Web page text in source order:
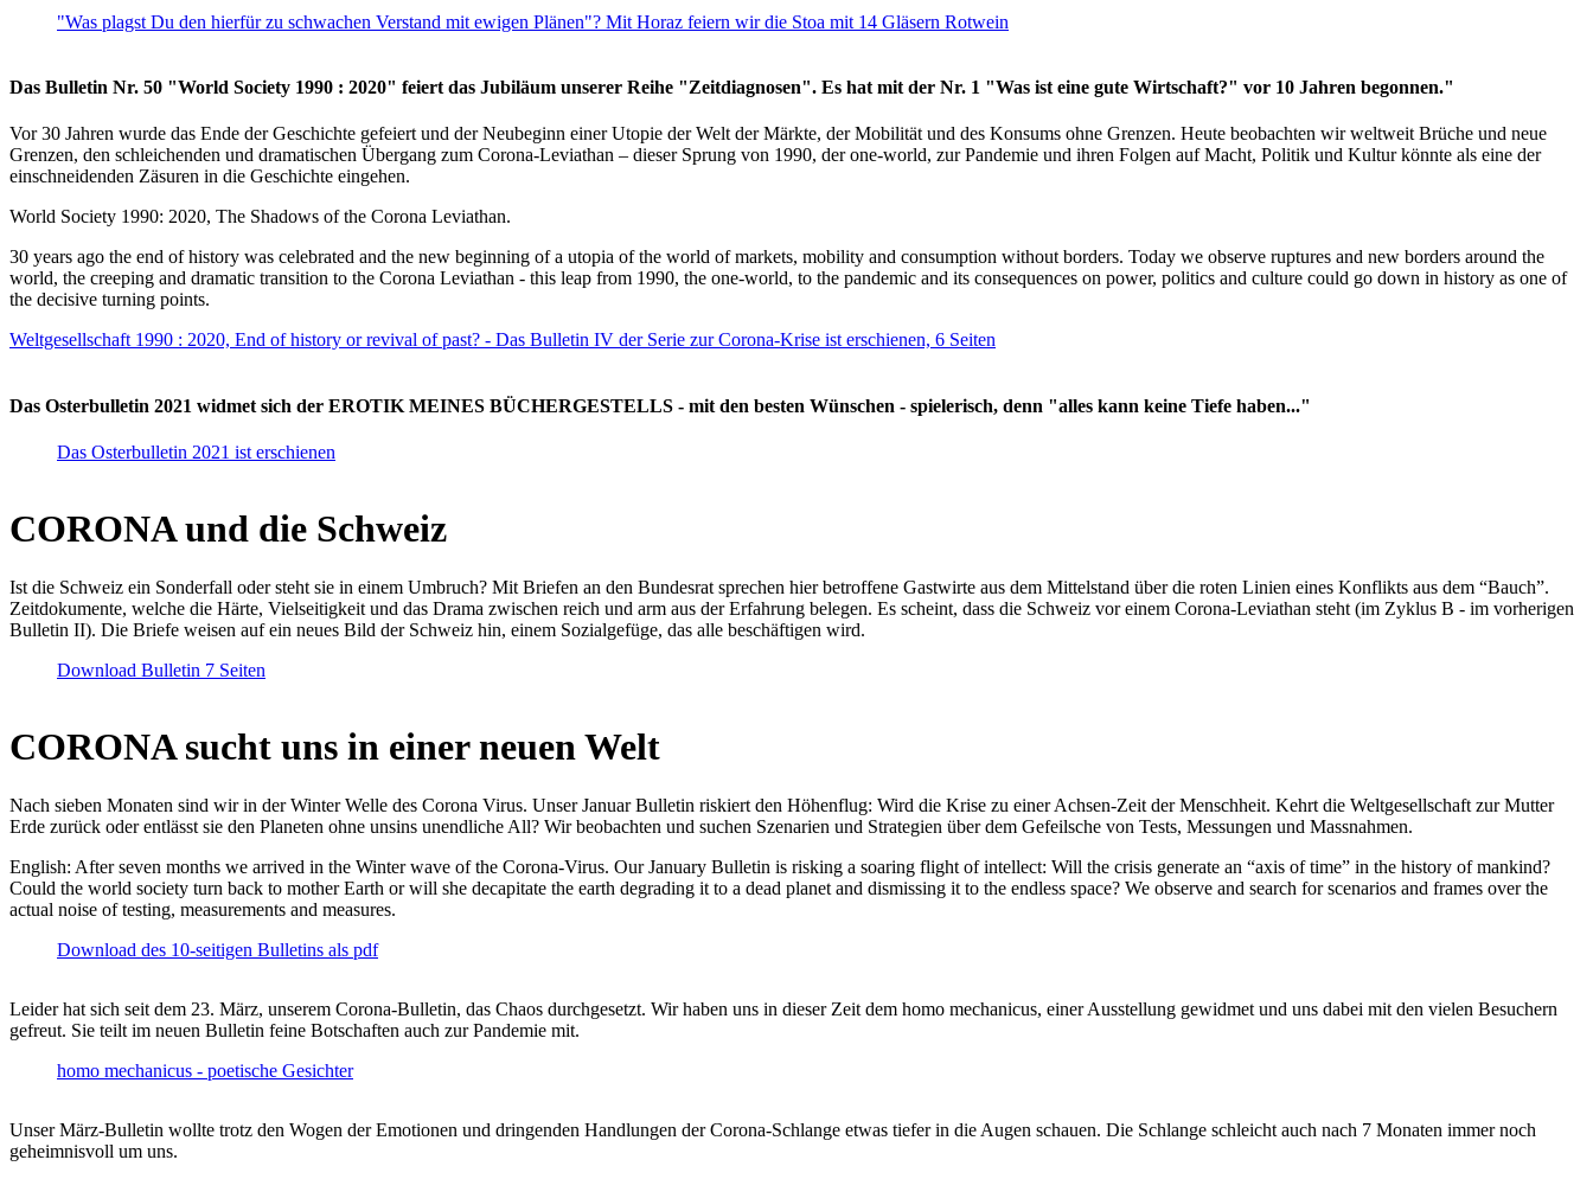
"Was plagst Du den hierfür zu schwachen Verstand mit ewigen Plänen"? Mit Horaz feiern wir die Stoa mit 14 Gläsern Rotwein
Das Bulletin Nr. 50 "World Society 1990 : 2020" feiert das Jubiläum unserer Reihe "Zeitdiagnosen". Es hat mit der Nr. 1 "Was ist eine gute Wirtschaft?" vor 10 Jahren begonnen."
Vor 30 Jahren wurde das Ende der Geschichte gefeiert und der Neubeginn einer Utopie der Welt der Märkte, der Mobilität und des Konsums ohne Grenzen. Heute beobachten wir weltweit Brüche und neue
Grenzen, den schleichenden und dramatischen Übergang zum Corona-Leviathan – dieser Sprung von 1990, der one-world, zur Pandemie und ihren Folgen auf Macht, Politik und Kultur könnte als eine der
einschneidenden Zäsuren in die Geschichte eingehen.
World Society 1990: 2020, The Shadows of the Corona Leviathan.
30 years ago the end of history was celebrated and the new beginning of a utopia of the world of markets, mobility and consumption without borders. Today we observe ruptures and new borders around the
world, the creeping and dramatic transition to the Corona Leviathan - this leap from 1990, the one-world, to the pandemic and its consequences on power, politics and culture could go down in history as one of
the decisive turning points.
Weltgesellschaft 1990 : 2020, End of history or revival of past? - Das Bulletin IV der Serie zur Corona-Krise ist erschienen, 6 Seiten
Das Osterbulletin 2021 widmet sich der EROTIK MEINES BÜCHERGESTELLS - mit den besten Wünschen - spielerisch, denn "alles kann keine Tiefe haben..."
Das Osterbulletin 2021 ist erschienen
CORONA und die Schweiz
Ist die Schweiz ein Sonderfall oder steht sie in einem Umbruch? Mit Briefen an den Bundesrat sprechen hier betroffene Gastwirte aus dem Mittelstand über die roten Linien eines Konflikts aus dem “Bauch”.
Zeitdokumente, welche die Härte, Vielseitigkeit und das Drama zwischen reich und arm aus der Erfahrung belegen. Es scheint, dass die Schweiz vor einem Corona-Leviathan steht (im Zyklus B - im vorherigen
Bulletin II). Die Briefe weisen auf ein neues Bild der Schweiz hin, einem Sozialgefüge, das alle beschäftigen wird.
Download Bulletin 7 Seiten
CORONA sucht uns in einer neuen Welt
Nach sieben Monaten sind wir in der Winter Welle des Corona Virus. Unser Januar Bulletin riskiert den Höhenflug: Wird die Krise zu einer Achsen-Zeit der Menschheit. Kehrt die Weltgesellschaft zur Mutter
Erde zurück oder entlässt sie den Planeten ohne unsins unendliche All? Wir beobachten und suchen Szenarien und Strategien über dem Gefeilsche von Tests, Messungen und Massnahmen.
English: After seven months we arrived in the Winter wave of the Corona-Virus. Our January Bulletin is risking a soaring flight of intellect: Will the crisis generate an “axis of time” in the history of mankind?
Could the world society turn back to mother Earth or will she decapitate the earth degrading it to a dead planet and dismissing it to the endless space? We observe and search for scenarios and frames over the
actual noise of testing, measurements and measures.
Download des 10-seitigen Bulletins als pdf
Leider hat sich seit dem 23. März, unserem Corona-Bulletin, das Chaos durchgesetzt. Wir haben uns in dieser Zeit dem homo mechanicus, einer Ausstellung gewidmet und uns dabei mit den vielen Besuchern
gefreut. Sie teilt im neuen Bulletin feine Botschaften auch zur Pandemie mit.
homo mechanicus - poetische Gesichter
Unser März-Bulletin wollte trotz den Wogen der Emotionen und dringenden Handlungen der Corona-Schlange etwas tiefer in die Augen schauen. Die Schlange schleicht auch nach 7 Monaten immer noch
geheimnisvoll um uns.